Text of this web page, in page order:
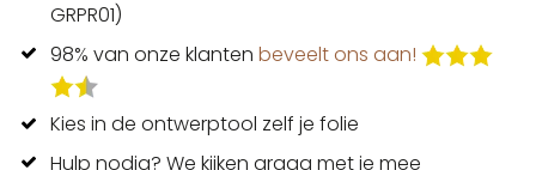
GRPR01)
98% van onze klanten beveelt ons aan!
Kies in de ontwerptool zelf je folie
Hulp nodig? We kijken graag met je mee